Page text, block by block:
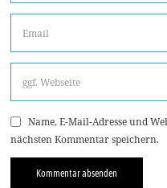
Name, E-Mail-Adresse und
nächsten Kommentar speichern.